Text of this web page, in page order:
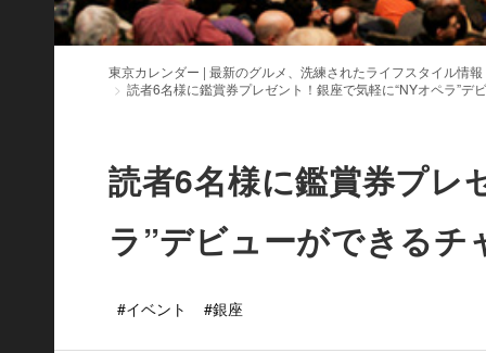
東京カレンダー | 最新のグルメ、洗練されたライフスタイル情報
読者6名様に鑑賞券プレゼント！銀座で気軽に“NYオペラ”デ
読者6名様に鑑賞券プレ
ラ”デビューができるチ
#イベント #銀座